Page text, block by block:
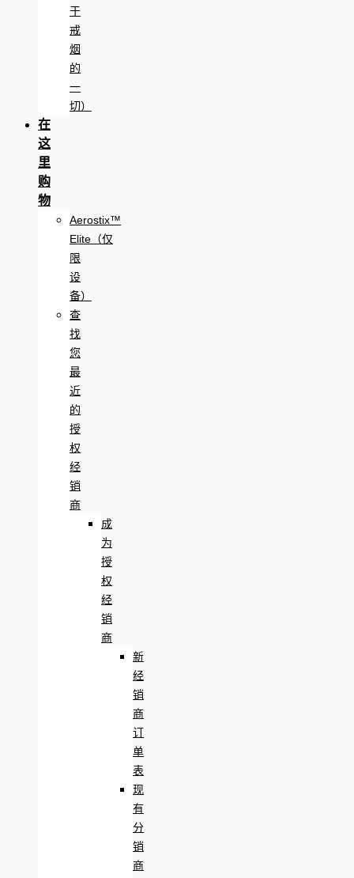
于
戒
烟
的
一
切）
在
这
里
购
物
Aerostix™
Elite（仅
限
设
备）
查
找
您
最
近
的
授
权
经
销
商
成
为
授
权
经
销
商
新
经
销
商
订
单
表
现
有
分
销
商